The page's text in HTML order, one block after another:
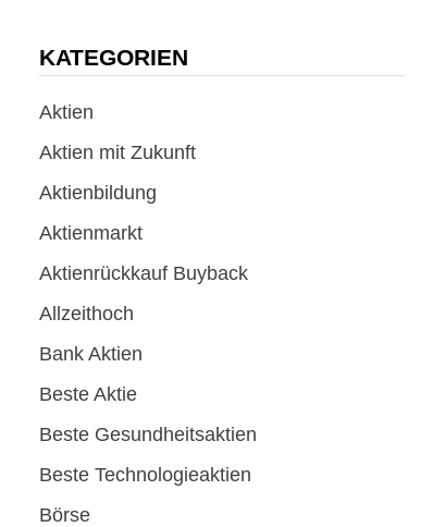
KATEGORIEN
Aktien
Aktien mit Zukunft
Aktienbildung
Aktienmarkt
Aktienrückkauf Buyback
Allzeithoch
Bank Aktien
Beste Aktie
Beste Gesundheitsaktien
Beste Technologieaktien
Börse